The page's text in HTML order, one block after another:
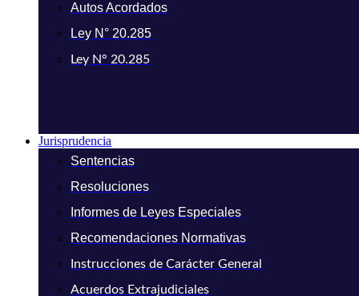
Autos Acordados
Ley N° 20.285
Ley N° 20.285
Jurisprudencia
Sentencias
Resoluciones
Informes de Leyes Especiales
Recomendaciones Normativas
Instrucciones de Carácter General
Acuerdos Extrajudiciales